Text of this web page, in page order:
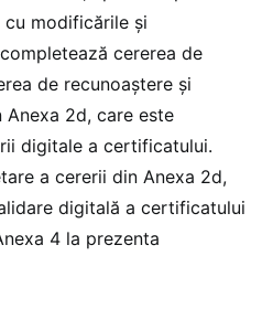
cu modificările și
cererea de
de recunoaștere și
2d, care este
digitale a certificatului.
a cererii din Anexa 2d,
digitală a certificatului
4 la prezenta